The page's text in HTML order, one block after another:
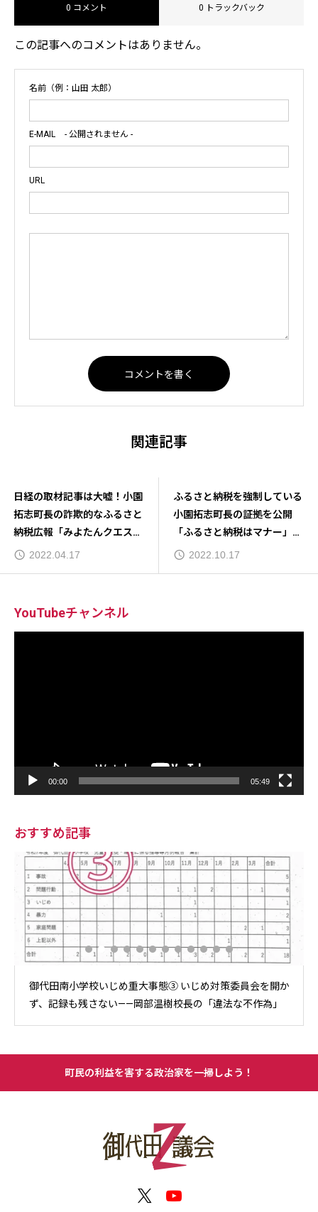
0 コメント 0 トラックバック
この記事へのコメントはありません。
名前（例：山田 太郎）
E-MAIL - 公開されません -
URL
関連記事
また寄附詐欺！御代田町の小
園拓志町長は前澤友作氏に嘘
をついてふるさと納税を騙し
取っていた
2022.08.04
日経の取材記事は大嘘！小園
拓志町長の詐欺的なふるさと
納税広報「みよたんクエス
ト」2022.04.17
YouTubeチャンネル
00:00 05:49
おすすめ記事
開か
御代田南小学校いじめ重大事態② 繰り返された「見守り
のウソ——岡部温樹校長の「やるやる詐欺」対応
町民の利益を害する政治家を一掃しよう！